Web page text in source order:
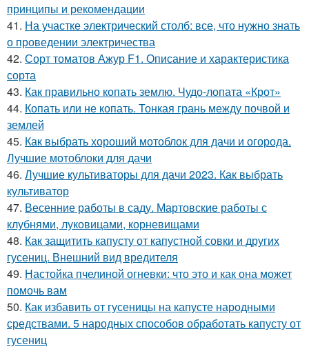
принципы и рекомендации
41. На участке электрический столб: все, что нужно знать
о проведении электричества
42. Сорт томатов Ажур F1. Описание и характеристика
сорта
43. Как правильно копать землю. Чудо-лопата «Крот»
44. Копать или не копать. Тонкая грань между почвой и
землей
45. Как выбрать хороший мотоблок для дачи и огорода.
Лучшие мотоблоки для дачи
46. Лучшие культиваторы для дачи 2023. Как выбрать
культиватор
47. Весенние работы в саду. Мартовские работы с
клубнями, луковицами, корневищами
48. Как защитить капусту от капустной совки и других
гусениц. Внешний вид вредителя
49. Настойка пчелиной огневки: что это и как она может
помочь вам
50. Как избавить от гусеницы на капусте народными
средствами. 5 народных способов обработать капусту от
гусениц